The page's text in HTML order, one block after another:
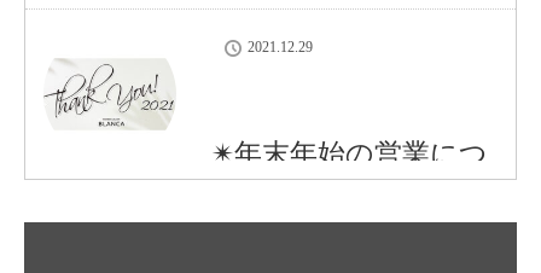
2021.12.29
✴︎年末年始の営業につ